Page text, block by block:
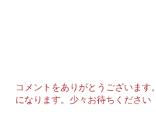
コメントをありがとうございま
になります。少々お待ちください